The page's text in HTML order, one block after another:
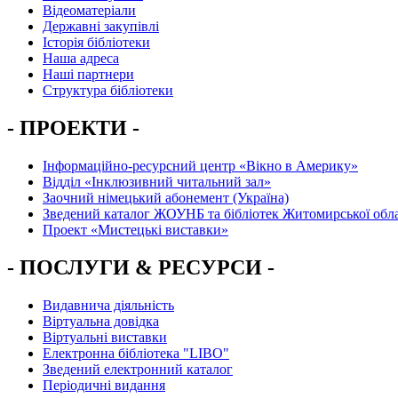
Відеоматеріали
Державні закупівлі
Історія бібліотеки
Наша адреса
Наші партнери
Структура бібліотеки
- ПРОЕКТИ -
Інформаційно-ресурсний центр «Вікно в Америку»
Вiддiл «Інклюзивний читальний зал»
Заочний німецький абонемент (Україна)
Зведений каталог ЖОУНБ та бібліотек Житомирської
Проект «Мистецькі виставки»
- ПОСЛУГИ & РЕСУРСИ -
Видавнича діяльність
Віртуальна довідка
Віртуальні виставки
Електронна бібліотека "LIBO"
Зведений електронний каталог
Періодичні видання